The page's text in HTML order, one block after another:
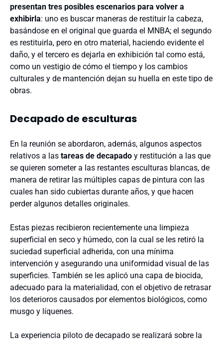
presentan tres posibles escenarios para volver a
exhibirla: uno es buscar maneras de restituir la cabeza,
basándose en el original que guarda el MNBA; el segundo
es restituirla, pero en otro material, haciendo evidente el
daño, y el tercero es dejarla en exhibición tal como está,
como un vestigio de cómo el tiempo y los cambios
culturales y de mantención dejan su huella en este tipo de
obras.
Decapado de esculturas
En la reunión se abordaron, además, algunos aspectos
relativos a las tareas de decapado y restitución a las que
se quieren someter a las restantes esculturas blancas, de
manera de retirar las múltiples capas de pintura con las
cuales han sido cubiertas durante años, y que hacen
perder algunos detalles originales.
Estas piezas recibieron recientemente una limpieza
superficial en seco y húmedo, con la cual se les retiró la
suciedad superficial adherida, con una mínima
intervención y asegurando una uniformidad visual de las
superficies. También se les aplicó una capa de biocida,
adecuado para la materialidad, con el objetivo de retrasar
los deterioros causados por elementos biológicos, como
musgo y líquenes.
La experiencia piloto de decapado se realizará sobre la